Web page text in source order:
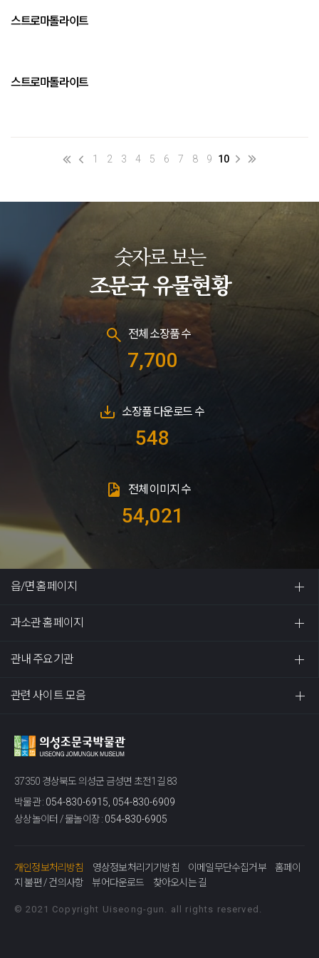
스트로마톨라이트
스트로마톨라이트
1 2 3 4 5 6 7 8 9 10
숫자로 보는
조문국 유물현황
전체 소장품 수
7,700
소장품 다운로드 수
548
전체 이미지 수
54,021
읍/면 홈페이지
과소관 홈페이지
관내 주요기관
관련 사이트 모음
37350 경상북도 의성군 금성면 초전1길 83
박물관 : 054-830-6915, 054-830-6909
상상놀이터 / 물놀이장 : 054-830-6905
개인정보처리방침 영상정보처리기기방침 이메일무단수집거부
홈페이
지 불편 / 건의사항
뷰어다운로드 찾아오시는 길
© 2021 Copyright Uiseong-gun. all rights reserved.